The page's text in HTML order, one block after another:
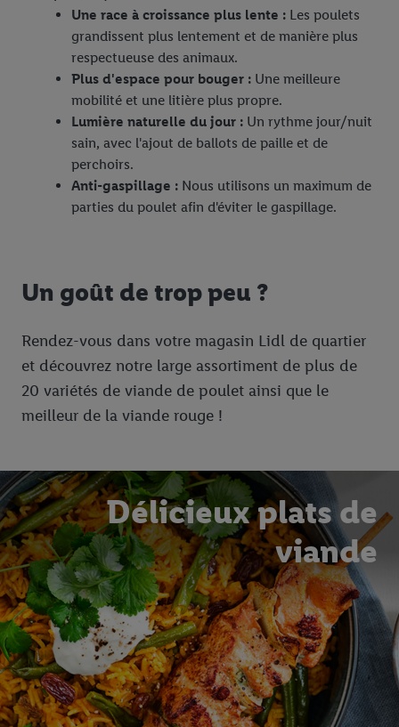
Une race à croissance plus lente : Les poulets
grandissent plus lentement et de manière plus
respectueuse des animaux.
Plus d'espace pour bouger : Une meilleure
mobilité et une litière plus propre.
Lumière naturelle du jour : Un rythme jour/nuit
sain, avec l'ajout de ballots de paille et de
perchoirs.
Anti-gaspillage : Nous utilisons un maximum de
parties du poulet afin d'éviter le gaspillage.
Un goût de trop peu ?
Rendez-vous dans votre magasin Lidl de quartier
et découvrez notre large assortiment de plus de
20 variétés de viande de poulet ainsi que le
meilleur de la viande rouge !
Délicieux plats de
viande
services de Lidl si plusieurs terminaux ou plusieurs services de
Lidl peuvent vous être attribués en utilisant votre adresse e-
mail hachée et, le cas échéant, d’autres identifiants/identifiants
dont dispose Criteo S.A.
Sous « Personnaliser », vous pouvez autoriser des finalités
individuelles et trouver de plus amples informations sur le
traitement des données.
En cliquant sur « Refuser », vous pouvez autoriser uniquement
l’utilisation des technologies nécessaires. En cliquant sur «
Accepter », vous autorisez tous les traitements pour toutes les
pour l’avenir dans notre déclaration relative à la protection des